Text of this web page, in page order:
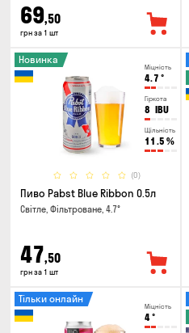
69,50
грн за 1 шт
Міцність
4.7 °
Гіркота
8 IBU
Щільність
11.5 %
(0)
Новинка
Пиво Pabst Blue Ribbon 0.5л
Світле, Фільтроване, 4.7°
47,50
грн за 1 шт
Міцність
4°
Тільки онлайн